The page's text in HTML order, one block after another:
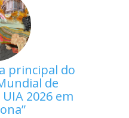
principal do
de
2026 em